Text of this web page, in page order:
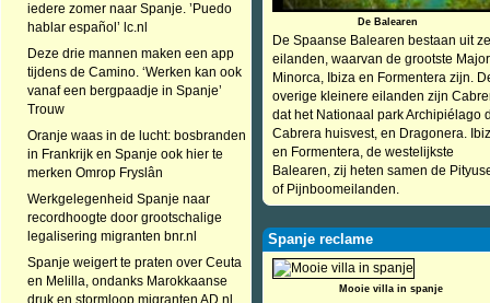
iedere zomer naar Spanje. ’Puedo
hablar español’ lc.nl
Deze drie mannen maken een app
tijdens de Camino. ‘Werken kan ook
vanaf een bergpaadje in Spanje’
Trouw
Oranje waas in de lucht: bosbranden
in Frankrijk en Spanje ook hier te
merken Omrop Fryslân
Werkgelegenheid Spanje naar
recordhoogte door grootschalige
legalisering migranten bnr.nl
Spanje weigert te praten over Ceuta
en Melilla, ondanks Marokkaanse
druk en stormloop migranten AD.nl
De Balearen
De Spaanse Balearen bestaan uit
eilanden, waarvan de grootste
Minorca, Ibiza en Formentera zijn.
overige kleinere eilanden zijn
dat het Nationaal park Archipiélago
Cabrera huisvest, en Dragonera.
en Formentera, de westelijkste
Balearen, zij heten samen de
of Pijnboomeilanden.
Spanje reclame
Mooie villa in spanje